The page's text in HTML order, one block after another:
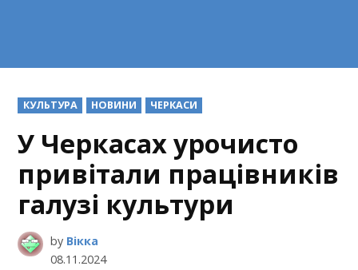
POSTED
IN
КУЛЬТУРА НОВИНИ ЧЕРКАСИ
У Черкасах урочисто
привітали працівників
галузі культури
by Вікка
08.11.2024